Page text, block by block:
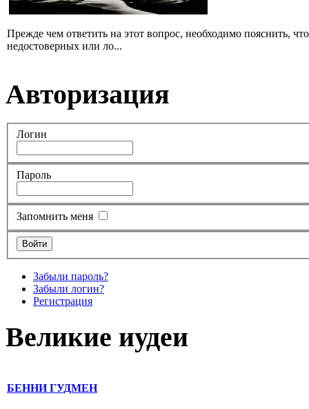
Прежде чем ответить на этот вопрос, необходимо пояснить,
недостоверных или ло...
Авторизация
Логин
Пароль
Запомнить меня
Забыли пароль?
Забыли логин?
Регистрация
Великие иудеи
БЕННИ ГУДМЕН